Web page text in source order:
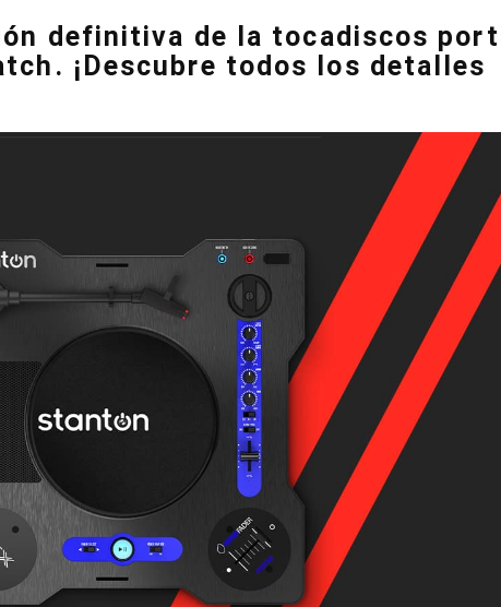
definitiva de la tocadiscos
¡Descubre todos los detalles